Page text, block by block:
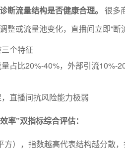
断流量结构是否健康合理。
很多
或流量池变化，直播间立即“断流
个特征
占比20%-40%，外部引流10%-
直播间抗风险能力极弱
率”双指标综合评估：
），指数越高代表结构越分散